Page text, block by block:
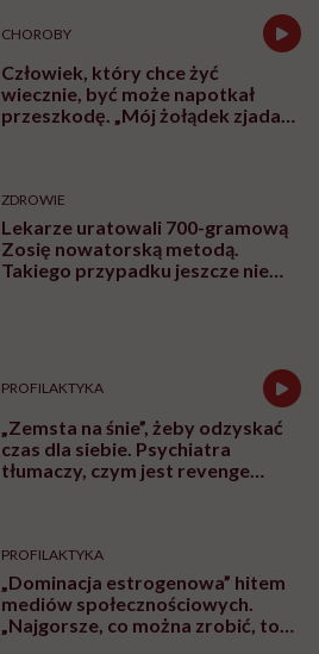
CHOROBY
Człowiek, który chce żyć
wiecznie, być może napotkał
przeszkodę. „Mój żołądek zjada
ZDROWIE
Lekarze uratowali 700-gramową
Zosię nowatorską metodą.
Takiego przypadku jeszcze nie
PROFILAKTYKA
„Zemsta na śnie”, żeby odzyskać
czas dla siebie. Psychiatra
tłumaczy, czym jest revenge
PROFILAKTYKA
„Dominacja estrogenowa” hitem
mediów społecznościowych.
„Najgorsze, co można zrobić, to